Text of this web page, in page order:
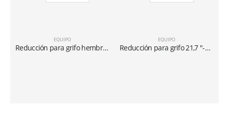
EQUIPO
Reducción para grifo hembra de 21,7 “- 1/14” Salida macho de 1/4 “utilizable para cilindros de gas refrigerante de 40 lt
EQUIPO
Reducción para grifo 21,7 ″-1/14 x 5/16 ″ para cilindros de 40 lt